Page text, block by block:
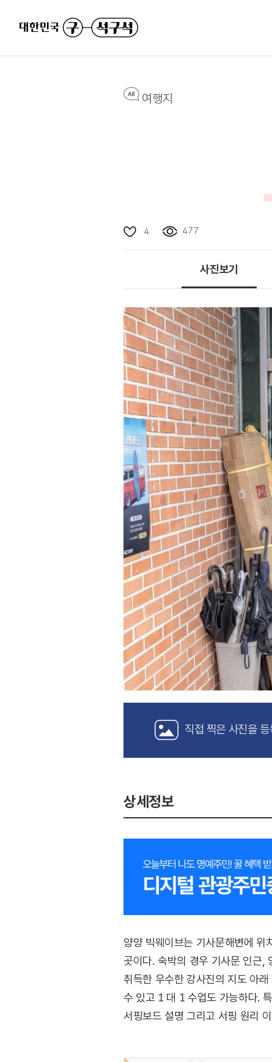
여행지
4 477
사진보기
직접 찍은 사진을
상세정보
양양 빅웨이브는 기사문해변에
곳이다. 숙박의 경우 기사문 인근,
취득한 우수한 강사진의 지도 아
수 있고 1 대 1 수업도 가능하다.
서핑보드 설명 그리고 서핑 원리